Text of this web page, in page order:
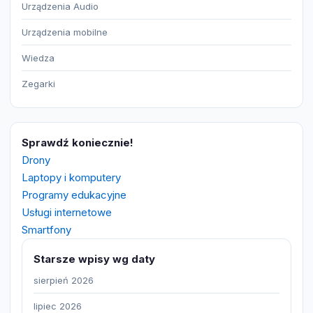
Urządzenia Audio
Urządzenia mobilne
Wiedza
Zegarki
Sprawdź koniecznie!
Drony
Laptopy i komputery
Programy edukacyjne
Usługi internetowe
Smartfony
Starsze wpisy wg daty
sierpień 2026
lipiec 2026